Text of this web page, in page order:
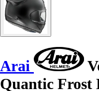
Arai
Quantic Frost